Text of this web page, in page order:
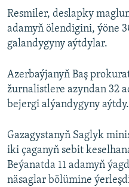
Resmiler, deslapky
adamyň ölendigini, ýöne
galandygyny aýtdylar.
Azerbaýjanyň Baş
žurnalistlere azyndan 32
bejergi alýandygyny aýtdy.
Gazagystanyň Saglyk
iki çaganyň sebit
Beýanatda 11 adamyň
näsaglar bölümine